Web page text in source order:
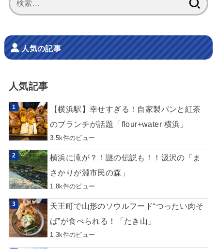
索:
人気の記事
人気記事
【横浜駅】幸せすぎる！自家製パンと紅茶
のブランチが話題「flour+water 横浜」
3.5k件のビュー
横浜に滝が？！謎の伝説も！！汲沢の「ま
さかりが淵市民の森」
1.8k件のビュー
天王町で山形のソウルフード“つったい肉そ
ば”が食べられる！「たき山」
1.3k件のビュー